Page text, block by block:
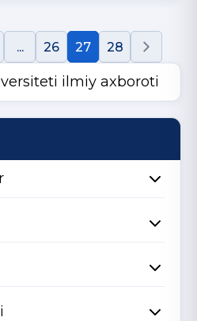
... 26 27 28
ilmiy axboroti